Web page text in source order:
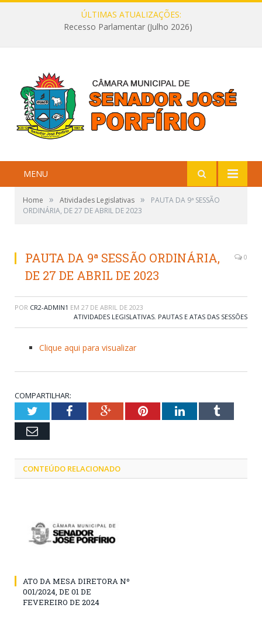
ÚLTIMAS ATUALIZAÇÕES:
Recesso Parlamentar (Julho 2026)
MENU
Home » Atividades Legislativas »
PAUTA DA 9ª SESSÃO
ORDINÁRIA, DE 27 DE ABRIL DE 2023
PAUTA DA 9ª SESSÃO ORDINÁRIA,
DE 27 DE ABRIL DE 2023
0
POR CR2-ADMIN1 EM 27 DE ABRIL DE 2023
ATIVIDADES LEGISLATIVAS, PAUTAS E ATAS DAS SESSÕES
Clique aqui para visualizar
COMPARTILHAR:
TwitterFacebookGoogle+PinterestLinkedInTumblr
Email
CONTEÚDO RELACIONADO
ATO DA MESA DIRETORA Nº
001/2024, DE 01 DE
FEVEREIRO DE 2024